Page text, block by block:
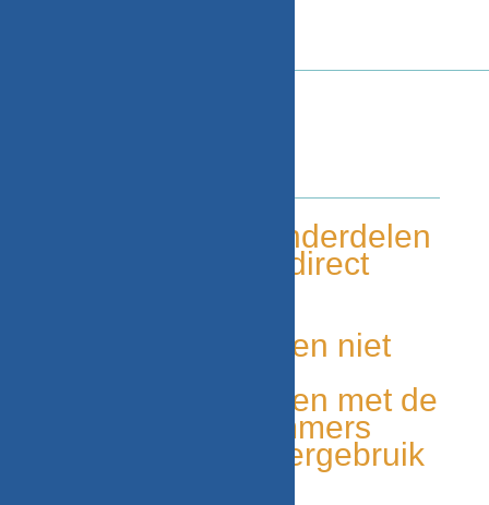
Tweedehands onderdelen
Grote voorraad, direct
Unieke onderdelen niet
Makkelijk te vinden met de
onderdelen nummers
Milieu bewust, hergebruik